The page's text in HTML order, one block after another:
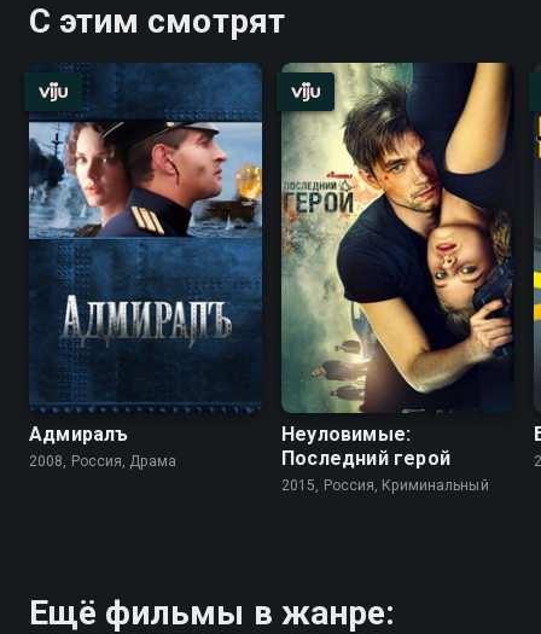
С этим смотрят
Адмиралъ
2008, Россия, Драма
Неуловимые:
Последний герой
2015, Россия, Криминальный
Ещё фильмы в жанре: